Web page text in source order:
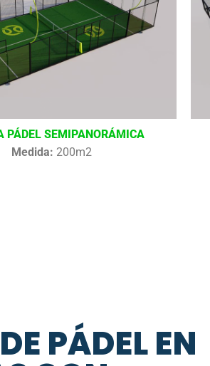
PÁDEL SEMIPANORÁMICA
Medida: 200m2
PÁDEL EN